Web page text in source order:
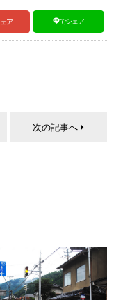
ア でシェア
次の記事へ